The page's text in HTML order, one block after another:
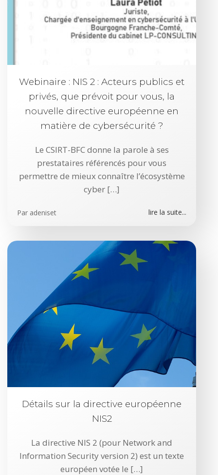
Webinaire : NIS 2 : Acteurs publics et
privés, que prévoit pour vous, la
nouvelle directive européenne en
matière de cybersécurité ?
Le CSIRT-BFC donne la parole à ses
prestataires référencés pour vous
permettre de mieux connaître l’écosystème
cyber […]
Par adeniset lire la suite...
Détails sur la directive européenne
NIS2
La directive NIS 2 (pour Network and
Information Security version 2) est un texte
européen votée le […]